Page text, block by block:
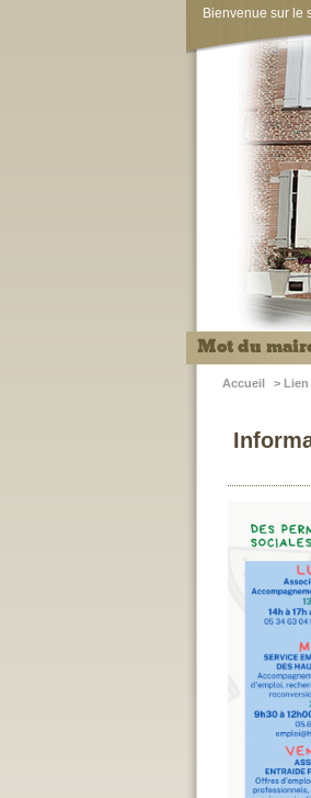
Bienvenue sur le
Mot du
Accueil > Lien